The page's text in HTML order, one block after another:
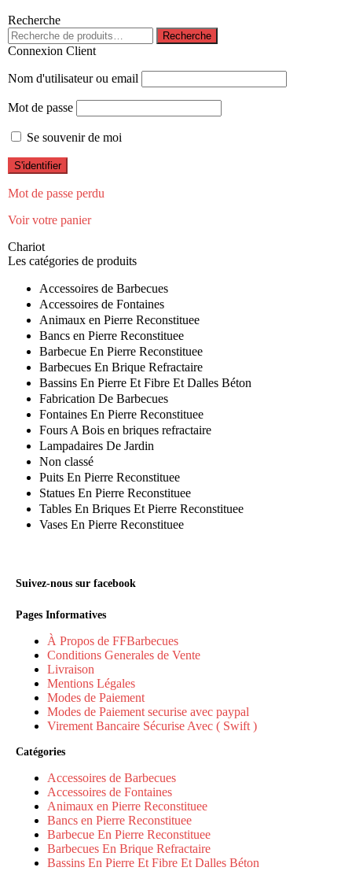
Recherche
Recherche
pour :
Recherche
Connexion Client
Nom d'utilisateur ou email
Mot de passe
Se souvenir de moi
Mot de passe perdu
Voir votre panier
Chariot
Les catégories de produits
Accessoires de Barbecues
Accessoires de Fontaines
Animaux en Pierre Reconstituee
Bancs en Pierre Reconstituee
Barbecue En Pierre Reconstituee
Barbecues En Brique Refractaire
Bassins En Pierre Et Fibre Et Dalles Béton
Fabrication De Barbecues
Fontaines En Pierre Reconstituee
Fours A Bois en briques refractaire
Lampadaires De Jardin
Non classé
Puits En Pierre Reconstituee
Statues En Pierre Reconstituee
Tables En Briques Et Pierre Reconstituee
Vases En Pierre Reconstituee
Suivez-nous sur facebook
Pages Informatives
À Propos de FFBarbecues
Conditions Generales de Vente
Livraison
Mentions Légales
Modes de Paiement
Modes de Paiement securise avec paypal
Virement Bancaire Sécurise Avec ( Swift )
Catégories
Accessoires de Barbecues
Accessoires de Fontaines
Animaux en Pierre Reconstituee
Bancs en Pierre Reconstituee
Barbecue En Pierre Reconstituee
Barbecues En Brique Refractaire
Bassins En Pierre Et Fibre Et Dalles Béton